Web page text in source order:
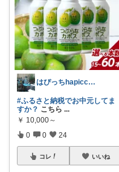
はぴっちhapicchi💎🏃感謝💐
#ふるさと納税でお中元してま
すか？ こちら ...
￥ 10,000～
0 0 24
コレ いいね